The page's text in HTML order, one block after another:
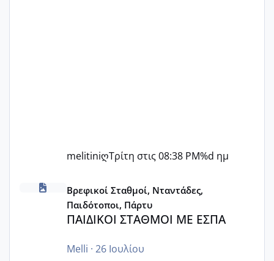
melitiniღΤρίτη στις 08:38 PM%d ημ
ΠΑΙΔΙΚΟΙ ΣΤΑΘΜΟΙ ΜΕ ΕΣΠΑ
Βρεφικοί Σταθμοί, Νταντάδες,
Παιδότοποι, Πάρτυ
ΠΑΙΔΙΚΟΙ ΣΤΑΘΜΟΙ ΜΕ ΕΣΠΑ
Melli · 26 Ιουλίου